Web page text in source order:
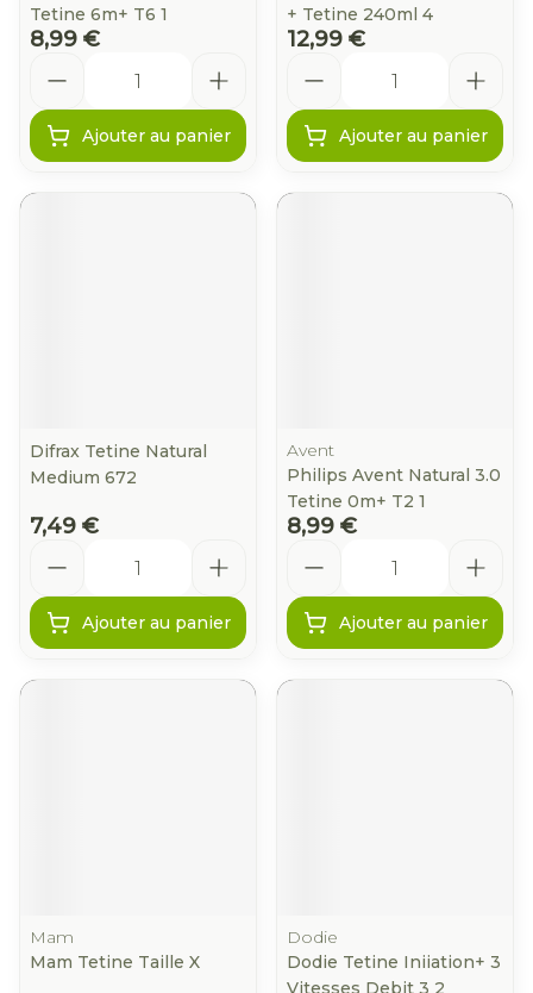
Tetine 6m+ T6 1
8,99 €
Ajouter au panier
+ Tetine 240ml 4
12,99 €
Ajouter au panier
Difrax Tetine Natural
Medium 672
7,49 €
Ajouter au panier
Avent
Philips Avent Natural 3.0
Tetine 0m+ T2 1
8,99 €
Ajouter au panier
Mam
Mam Tetine Taille X
Dodie
Dodie Tetine Iniiation+ 3
Vitesses Debit 3 2